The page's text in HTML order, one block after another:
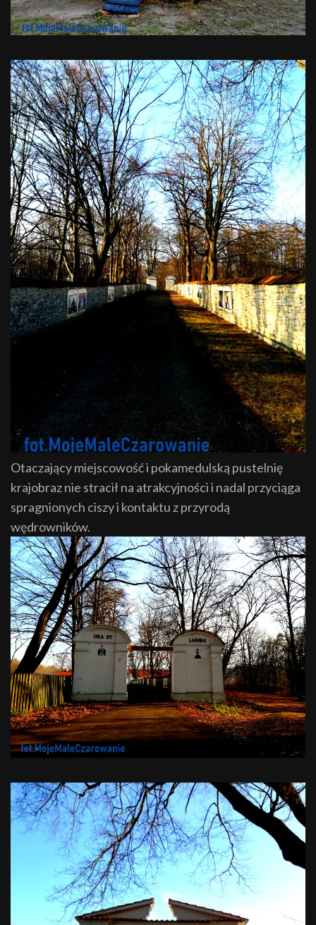
Otaczający miejscowość i pokamedulską pustelnię
krajobraz nie stracił na atrakcyjności i nadal przyciąga
spragnionych ciszy i kontaktu z przyrodą
wędrowników.